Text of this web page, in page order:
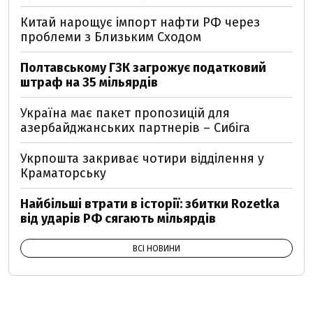
Китай нарощує імпорт нафти РФ через
проблеми з Близьким Сходом
Полтавському ГЗК загрожує податковий
штраф на 35 мільярдів
Україна має пакет пропозицій для
азербайджанських партнерів – Сибіга
Укрпошта закриває чотири відділення у
Краматорську
Найбільші втрати в історії: збитки Rozetka
від ударів РФ сягають мільярдів
ВСІ НОВИНИ